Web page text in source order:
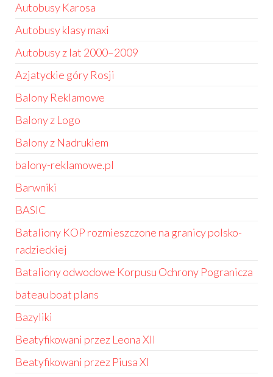
Autobusy Karosa
Autobusy klasy maxi
Autobusy z lat 2000–2009
Azjatyckie góry Rosji
Balony Reklamowe
Balony z Logo
Balony z Nadrukiem
balony-reklamowe.pl
Barwniki
BASIC
Bataliony KOP rozmieszczone na granicy polsko-
radzieckiej
Bataliony odwodowe Korpusu Ochrony Pogranicza
bateau boat plans
Bazyliki
Beatyfikowani przez Leona XII
Beatyfikowani przez Piusa XI